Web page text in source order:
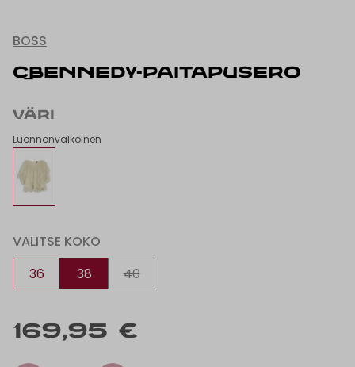
BOSS
C_BENNEDY-PAITAPUSERO
VÄRI
Luonnonvalkoinen
VALITSE KOKO
36
38 40
169,95 €